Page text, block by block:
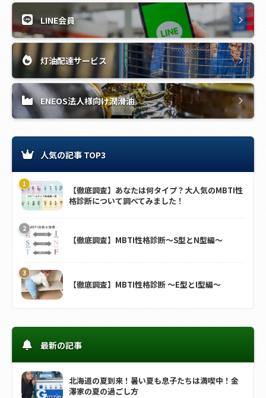
LINE会員
灯油配達サービス
ENEOS法人様向け潤滑油
人気の記事 TOP3
【徹底調査】あなたは何タイプ？大人気のMBTI性
格診断について調べてみました！
【徹底調査】MBTI性格診断～S型とN型編～
【徹底調査】MBTI性格診断 ～E型とI型編～
最新の記事
北海道の夏到来！暑い夏も息子たちは満喫中！金
澤家の夏の過ごし方